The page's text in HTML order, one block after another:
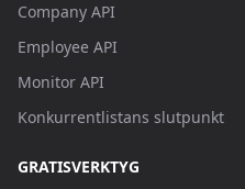
Company API
Employee API
Monitor API
Konkurrentlistans slutpunkt
GRATISVERKTYG